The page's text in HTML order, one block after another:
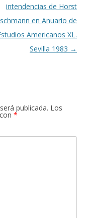
intendencias de Horst
en Anuario de
Americanos XL.
Sevilla 1983 →
publicada. Los
*